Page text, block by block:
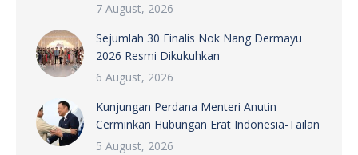
7 August, 2026
Sejumlah 30 Finalis Nok Nang Dermayu
2026 Resmi Dikukuhkan
6 August, 2026
Kunjungan Perdana Menteri Anutin
Cerminkan Hubungan Erat Indonesia-Tailan
5 August, 2026